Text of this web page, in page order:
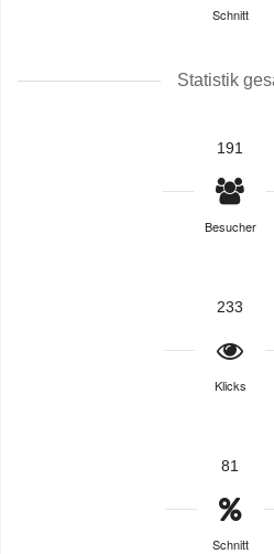
Schnitt
Statistik
191
Besucher
233
Klicks
81
Schnitt